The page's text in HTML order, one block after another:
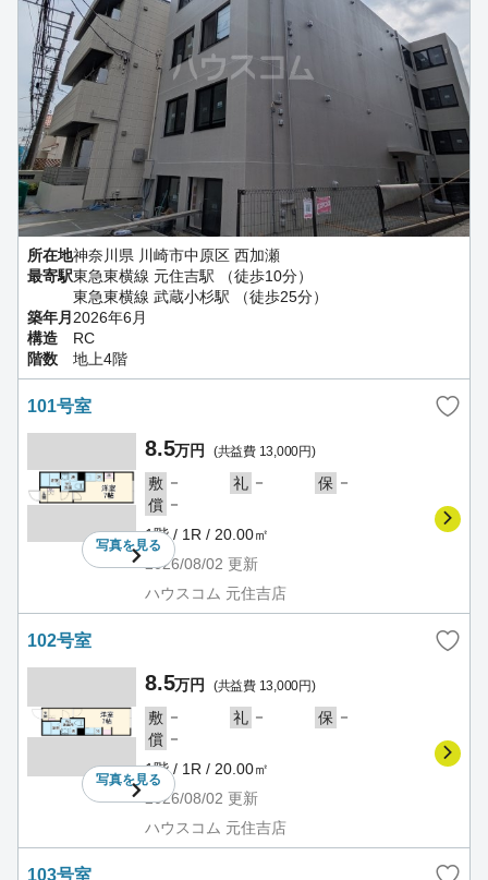
所在地神奈川県 川崎市中原区 西加瀬
最寄駅東急東横線 元住吉駅 （徒歩10分）
東急東横線 武蔵小杉駅 （徒歩25分）
築年月 2026年6月
構造
RC
階数
地上4階
101号室
写真を見る
8.5万円 (共益費 13,000円)
敷 － 礼 － 保 －
償 －
1階 / 1R / 20.00㎡
2026/08/02 更新
ハウスコム 元住吉店
102号室
写真を見る
8.5万円 (共益費 13,000円)
敷 － 礼 － 保 －
償 －
1階 / 1R / 20.00㎡
2026/08/02 更新
ハウスコム 元住吉店
103号室